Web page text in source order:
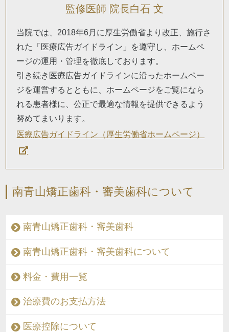
監修医師 院長白石 文
当院では、2018年6月に厚生労働省より改正、施行さ
れた「医療広告ガイドライン」を遵守し、ホームペ
ージの運用・管理を徹底しております。
引き続き医療広告ガイドラインに沿ったホームペー
ジを運営するとともに、ホームページをご覧になら
れる患者様に、公正で最適な情報を提供できるよう
努めてまいります。
医療広告ガイドライン（厚生労働省ホームページ）
南青山矯正歯科・審美歯科について
南青山矯正歯科・審美歯科
南青山矯正歯科・審美歯科について
料金・費用一覧
治療費のお支払方法
医療控除について